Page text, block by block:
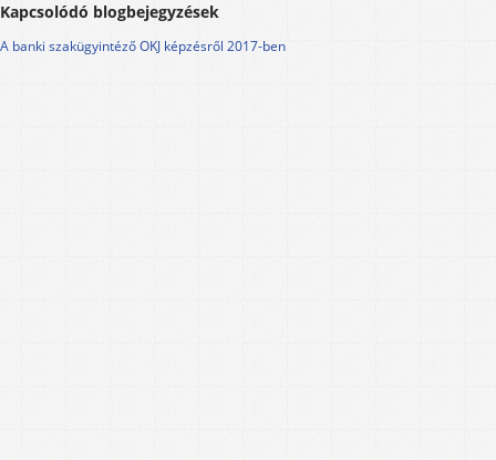
Kapcsolódó blogbejegyzések
A banki szakügyintéző OKJ képzésről 2017-ben